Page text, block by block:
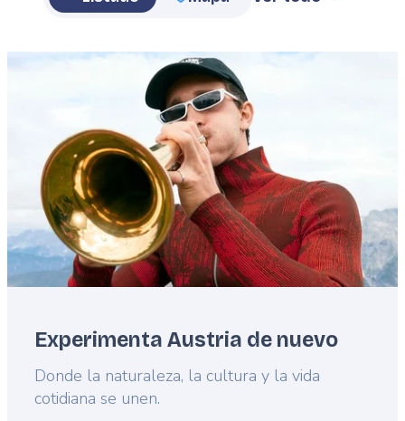
Featured
Experimenta Austria de nuevo
Lead
Donde la naturaleza, la cultura y la vida
cotidiana se unen.